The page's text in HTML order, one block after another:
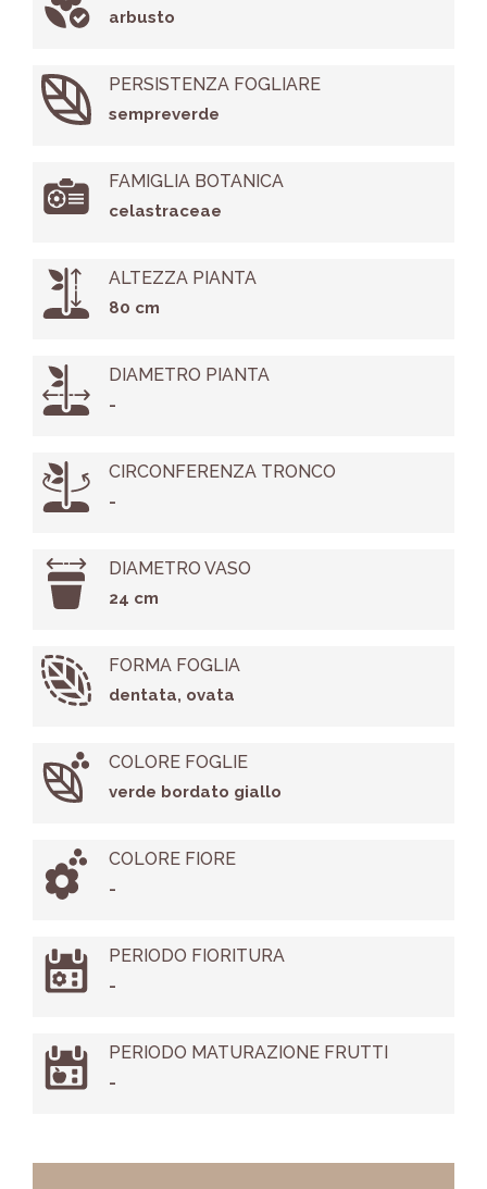
arbusto
PERSISTENZA FOGLIARE
sempreverde
FAMIGLIA BOTANICA
celastraceae
ALTEZZA PIANTA
80 cm
DIAMETRO PIANTA
-
CIRCONFERENZA TRONCO
-
DIAMETRO VASO
24 cm
FORMA FOGLIA
dentata, ovata
COLORE FOGLIE
verde bordato giallo
COLORE FIORE
-
PERIODO FIORITURA
-
PERIODO MATURAZIONE FRUTTI
-